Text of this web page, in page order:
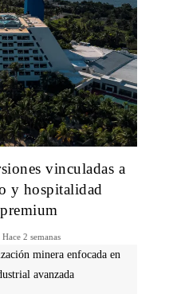
vinculadas a
y hospitalidad
Hace 2 semanas